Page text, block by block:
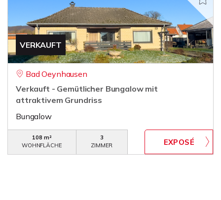
VERKAUFT
Bad Oeynhausen
Verkauft - Gemütlicher Bungalow mit
attraktivem Grundriss
Bungalow
108 m²
WOHNFLÄCHE
3
ZIMMER